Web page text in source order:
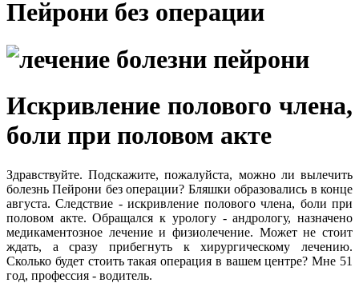
Пейрони без операции
Искривление полового члена,
боли при половом акте
Здравствуйте. Подскажите, пожалуйста, можно ли вылечить
болезнь Пейрони без операции? Бляшки образовались в конце
августа. Следствие - искривление полового члена, боли при
половом акте. Обращался к урологу - андрологу, назначено
медикаментозное лечение и физиолечение. Может не стоит
ждать, а сразу прибегнуть к хирургическому лечению.
Сколько будет стоить такая операция в вашем центре? Мне 51
год, профессия - водитель.